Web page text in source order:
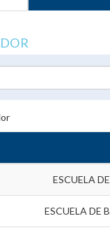
ESCUELA
ESCUELA DE